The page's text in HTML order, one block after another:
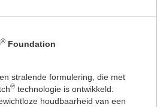
® Foundation
stralende formulering, die met
® technologie is ontwikkeld.
houdbaarheid van een